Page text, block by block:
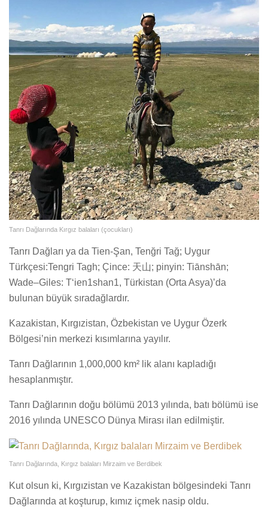
Tanrı Dağlarında Kırgız balaları (çocukları)
Tanrı Dağları ya da Tien-Şan, Tenğri Tağ; Uygur
Türkçesi:Tengri Tagh; Çince: 天山; pinyin: Tiānshān;
Wade–Giles: T‘ien1shan1, Türkistan (Orta Asya)’da
bulunan büyük sıradağlardır.
Kazakistan, Kırgızistan, Özbekistan ve Uygur Özerk
Bölgesi’nin merkezi kısımlarına yayılır.
Tanrı Dağlarının 1,000,000 km² lik alanı kapladığı
hesaplanmıştır.
Tanrı Dağlarının doğu bölümü 2013 yılında, batı bölümü ise
2016 yılında UNESCO Dünya Mirası ilan edilmiştir.
Tanrı Dağlarında, Kırgız balaları Mirzaim ve Berdibek
Kut olsun ki, Kırgızistan ve Kazakistan bölgesindeki Tanrı
Dağlarında at koşturup, kımız içmek nasip oldu.